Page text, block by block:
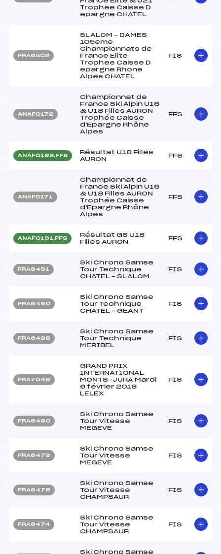
Trophee Caisse D
epargne CHATEL
FRA6502
SLALOM – DAMES
105eme
Championnats de
France Elite
Trophee Caisse D
epargne Rhone
Alpes CHATEL
FIS
ANAF0172
Championnat de
France Ski Alpin U16
& U18 Filles AURON
Trophée Caisse
d'Epargne Rhône
Alpes
FFS
ANAF0192.FFS
Résultat U18 Filles
AURON
FFS
ANAF0171
Championnat de
France Ski Alpin U16
& U18 Filles AURON
Trophée Caisse
d'Epargne Rhône
Alpes
FFS
ANAF0191.FFS
Résultat GS U18
Filles AURON
FFS
FRA6491
Ski Chrono Samse
Tour Technique
CHATEL – SLALOM
FIS
FRA6490
Ski Chrono Samse
Tour Technique
CHATEL – GEANT
FIS
FRA6488
Ski Chrono Samse
Tour Technique
MERIBEL
FIS
FRA7049
GRAND PRIX
INTERNATIONAL
MONTS-JURA Mardi
6 février 2018
LELEX
FIS
FRA6480
Ski Chrono Samse
Tour Vitesse
MEGEVE
FIS
FRA6479
Ski Chrono Samse
Tour Vitesse
MEGEVE
FIS
FRA6476
Ski Chrono Samse
Tour Vitesse
CHAMPSAUR
FIS
FRA6474
Ski Chrono Samse
Tour Vitesse
CHAMPSAUR
FIS
Ski Chrono Samse